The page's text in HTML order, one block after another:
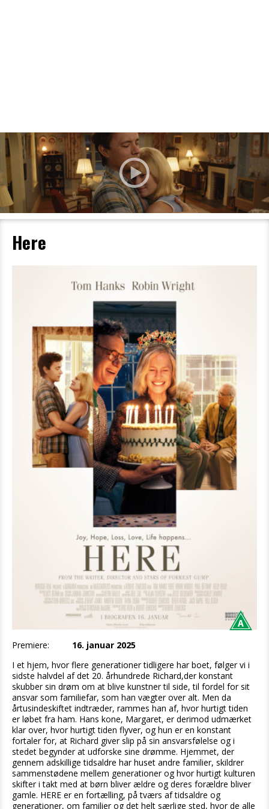
Here
Premiere:
16. januar 2025
I et hjem, hvor flere generationer tidligere har boet, følger vi i
sidste halvdel af det 20. århundrede Richard,der konstant
skubber sin drøm om at blive kunstner til side, til fordel for sit
ansvar som familiefar, som han vægter over alt. Men da
årtusindeskiftet indtræder, rammes han af, hvor hurtigt tiden
er løbet fra ham. Hans kone, Margaret, er derimod udmærket
klar over, hvor hurtigt tiden flyver, og hun er en konstant
fortaler for, at Richard giver slip på sin ansvarsfølelse og i
stedet begynder at udforske sine drømme. Hjemmet, der
gennem adskillige tidsaldre har huset andre familier, skildrer
sammenstødene mellem generationer og hvor hurtigt kulturen
skifter i takt med at børn bliver ældre og deres forældre bliver
gamle. HERE er en fortælling, på tværs af tidsaldre og
generationer, om familier og det helt særlige sted, hvor de alle